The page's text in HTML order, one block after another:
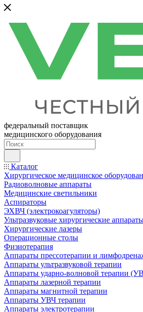
федеральный поставщик
медицинского оборудования
Каталог
Хирургическое медицинское
Радиоволновые аппараты
Медицинские светильники
Аспираторы
ЭХВЧ (электрокоагуляторы)
Ультразвуковые хирургические
Хирургические лазеры
Операционные столы
Физиотерапия
Аппараты прессотерапии и
Аппараты ультразвуковой терапии
Аппараты ударно-волновой терапии
Аппараты лазерной терапии
Аппараты магнитной терапии
Аппараты УВЧ терапии
Аппараты электротерапии